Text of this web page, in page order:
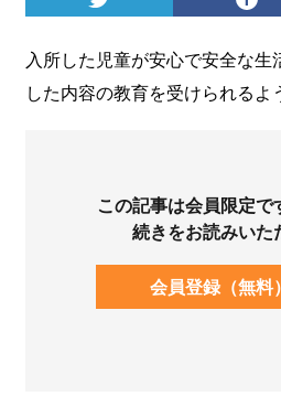
入所した児童が安心で安全な
した内容の教育を受けられるよ
この記事は会員限定で
続きをお読みいた
会員登録（無料